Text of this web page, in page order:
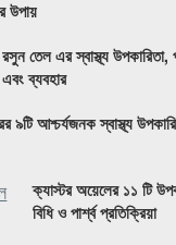
আপনাকে
জানতে
হবে
উপায়
রসুন তেল এর স্বাস্থ্য উপকারিতা,
এবং ব্যবহার
৯টি আশ্চর্যজনক স্বাস্থ্য
ক্যাস্টর অয়েলের ১১ টি
বিধি ও পার্শ্ব প্রতিক্রিয়া